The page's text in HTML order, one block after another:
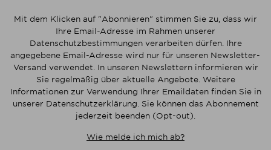
Mit dem Klicken auf "Abonnieren" stimmen Sie zu, dass wir
Ihre Email-Adresse im Rahmen unserer
Datenschutzbestimmungen verarbeiten dürfen. Ihre
angegebene Email-Adresse wird nur für unseren Newsletter-
Versand verwendet. In unseren Newslettern informieren wir
Sie regelmäßig über aktuelle Angebote. Weitere
Informationen zur Verwendung Ihrer Emaildaten finden Sie in
unserer Datenschutzerklärung. Sie können das Abonnement
jederzeit beenden (Opt-out).
Wie melde ich mich ab?